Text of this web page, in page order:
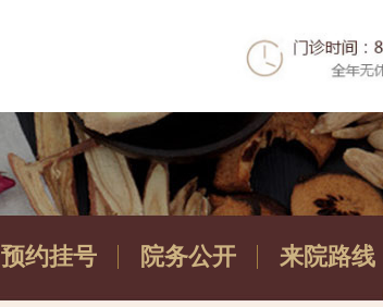
预约挂号 院务公开 来院路线